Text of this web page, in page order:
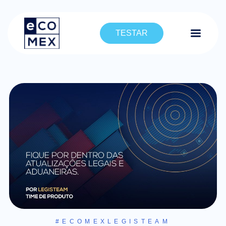
TESTAR
#ECOMEXLEGISTEAM